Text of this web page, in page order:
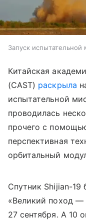
Запуск испытательной
Китайская
(CAST) раскрыла
испытательной
проводилась
прочего с
перспективная
орбитальный
Спутник Shijian-
«Великий поход
27 сентября. А 10